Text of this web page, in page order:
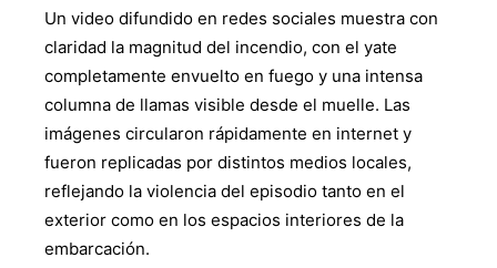
Un video difundido en redes sociales muestra con
claridad la magnitud del incendio, con el yate
completamente envuelto en fuego y una intensa
columna de llamas visible desde el muelle. Las
imágenes circularon rápidamente en internet y
fueron replicadas por distintos medios locales,
reflejando la violencia del episodio tanto en el
exterior como en los espacios interiores de la
embarcación.